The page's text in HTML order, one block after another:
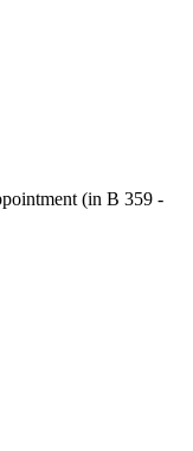
(in B 359 -